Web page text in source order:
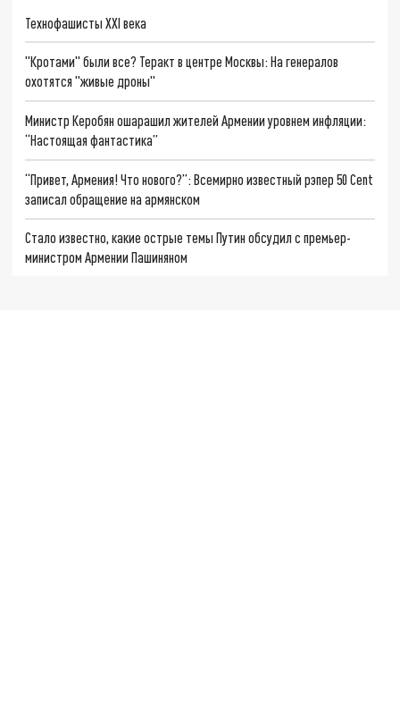
Технофашисты XXI века
"Кротами" были все? Теракт в центре Москвы: На генералов
охотятся "живые дроны"
Министр Керобян ошарашил жителей Армении уровнем инфляции:
“Настоящая фантастика”
“Привет, Армения! Что нового?”: Всемирно известный рэпер 50 Cent
записал обращение на армянском
Стало известно, какие острые темы Путин обсудил с премьер-
министром Армении Пашиняном